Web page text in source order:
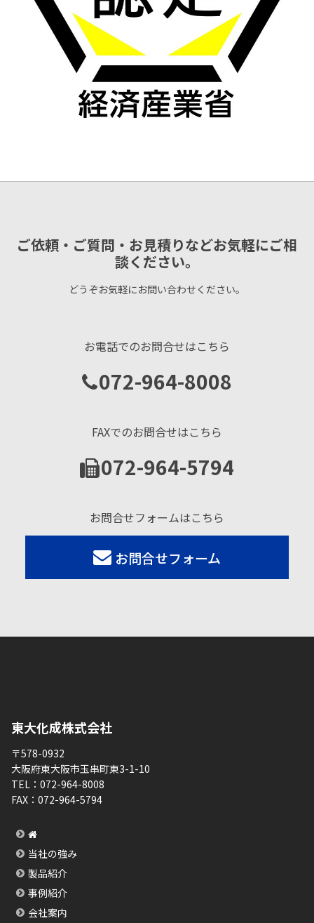
ご依頼・ご質問・お見積りなどお気軽にご相
談ください。
どうぞお気軽にお問い合わせください。
お電話でのお問合せはこちら
072-964-8008
FAXでのお問合せはこちら
072-964-5794
お問合せフォームはこちら
お問合せフォーム
東大化成株式会社
〒578-0932
大阪府東大阪市玉串町東3-1-10
TEL： 072-964-8008
FAX： 072-964-5794
当社の強み
製品紹介
事例紹介
会社案内